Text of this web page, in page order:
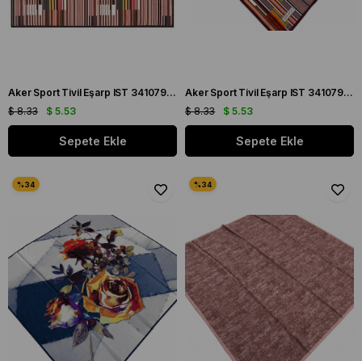
Aker Sport Tivil Eşarp IST 3410797-915 Siyah Bordo Çizgi Desen
$ 5.53
$ 8.33
Sepete Ekle
Aker Sport Tivil Eşarp IST 3410797-941 Pembe Bordo Çizgi Desen
$ 5.53
$ 8.33
Sepete Ekle